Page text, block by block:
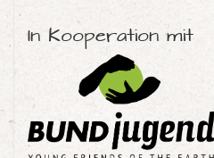
In Kooperation mit